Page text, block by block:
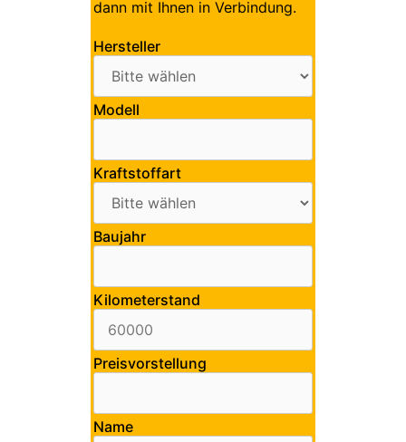
dann mit Ihnen in Verbindung.
Hersteller
Modell
Kraftstoffart
Baujahr
Kilometerstand
Preisvorstellung
Name